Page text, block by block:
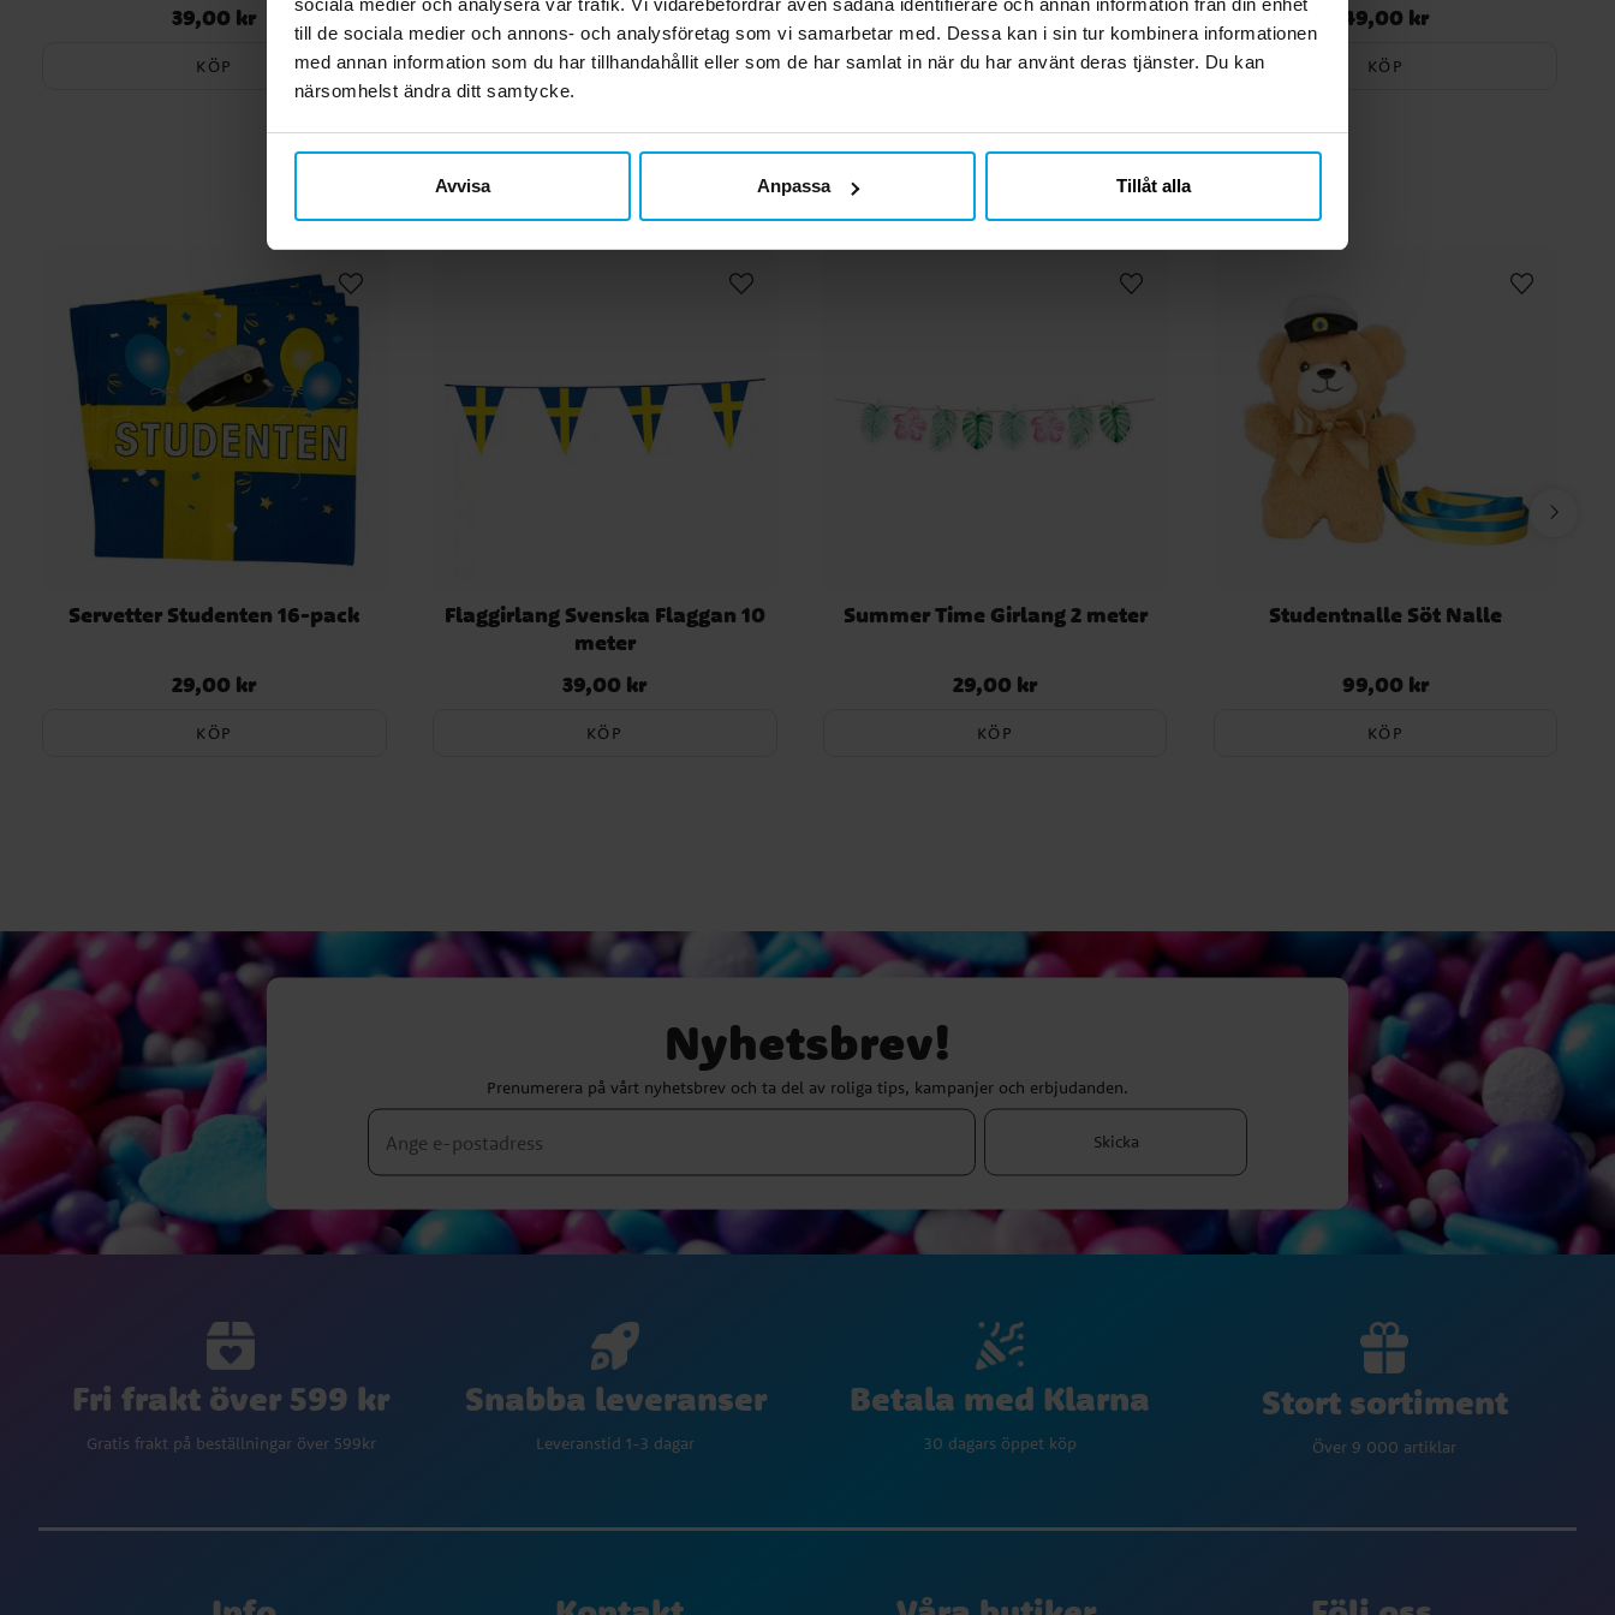
sociala medier och analysera vår trafik. Vi vidarebefordrar även sådana identifierare och annan information från din enhet
till de sociala medier och annons- och analysföretag som vi samarbetar med. Dessa kan i sin tur kombinera informationen
med annan information som du har tillhandahållit eller som de har samlat in när du har använt deras tjänster. Du kan
närsomhelst ändra ditt samtycke.
Avvisa Anpassa Tillåt alla
Pris:39,00 kr
39,00 kr
KÖP
Pris:69,00 kr
69,00 kr
KÖP
Pris:129,00 kr
129,00 kr
KÖP
Pris:49,00 kr
49,00 kr
KÖP
Andra köpte även
Servetter Studenten 16-pack
Pris:29,00 kr
29,00 kr
KÖP
Flaggirlang Svenska Flaggan 10
meter
Pris:39,00 kr
39,00 kr
KÖP
Summer Time Girlang 2 meter
Pris:29,00 kr
29,00 kr
KÖP
Studentnalle Söt Nalle
Pris:99,00 kr
99,00 kr
KÖP
Nyhetsbrev!
Prenumerera på vårt nyhetsbrev och ta del av roliga tips, kampanjer och erbjudanden.
Skicka
Fri frakt över 599 kr
Gratis frakt på beställningar över 599kr
Snabba leveranser
Leveranstid 1-3 dagar
Betala med Klarna
30 dagars öppet köp
Stort sortiment
Över 9 000 artiklar